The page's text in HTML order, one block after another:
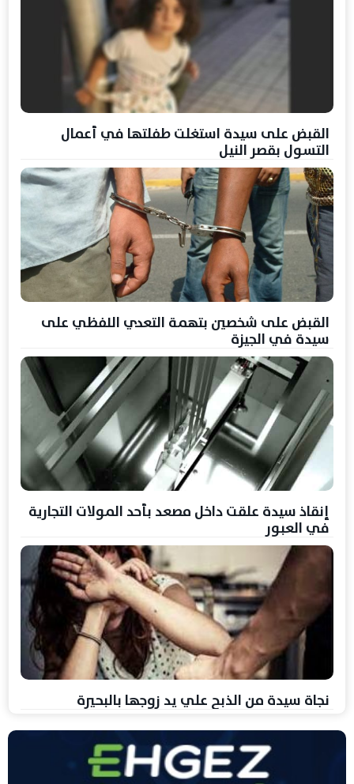
القبض على سيدة استغلت طفلتها في أعمال
التسول بقصر النيل
القبض على شخصين بتهمة التعدي اللفظي على
سيدة في الجيزة
إنقاذ سيدة علقت داخل مصعد بأحد المولات التجارية
في العبور
نجاة سيدة من الذبح علي يد زوجها بالبحيرة